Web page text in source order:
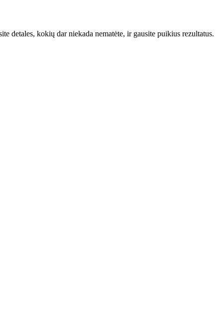
detales, kokių dar niekada nematėte, ir gausite puikius rezultatus.